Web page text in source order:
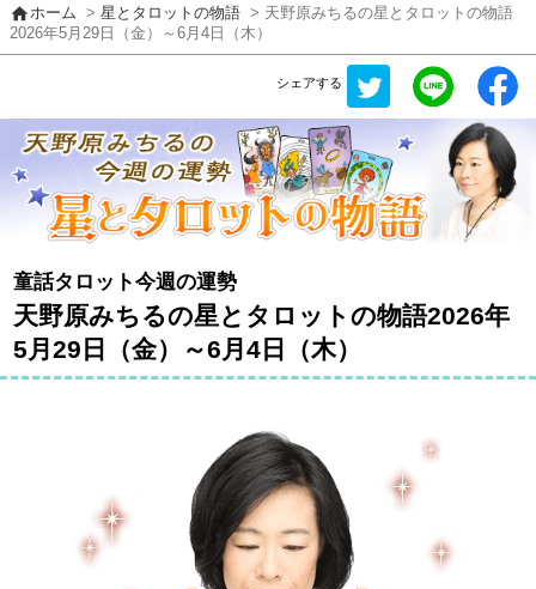
homeホーム >星とタロットの物語 > 天野原みちるの星とタロットの物語
2026年5月29日（金）～6月4日（木）
シェアする
童話タロット今週の運勢
天野原みちるの星とタロットの物語2026年
5月29日（金）～6月4日（木）